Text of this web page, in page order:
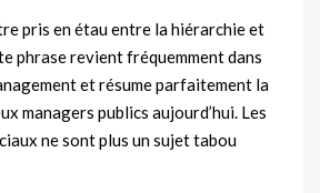
pris en étau entre la hiérarchie et
phrase revient fréquemment dans
et résume parfaitement la
managers publics aujourd’hui. Les
ne sont plus un sujet tabou